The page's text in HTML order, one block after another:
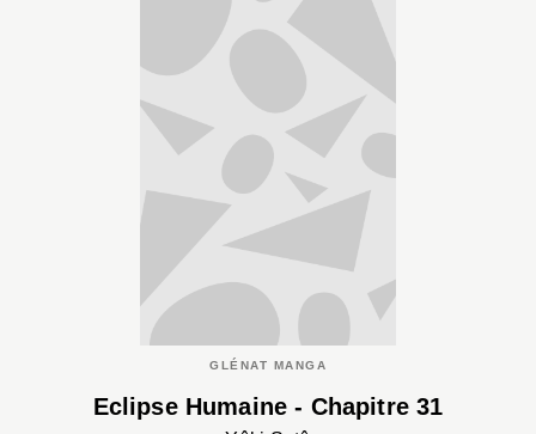
GLÉNAT MANGA
Eclipse Humaine - Chapitre 31